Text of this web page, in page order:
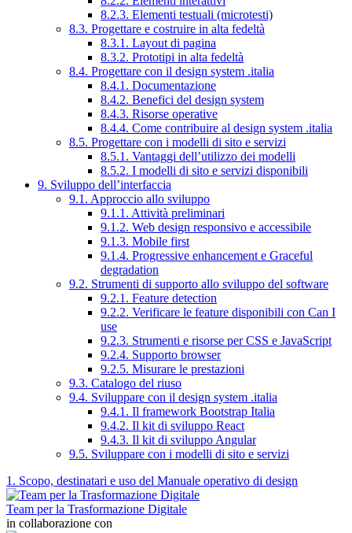
8.2.3. Elementi testuali (microtesti)
8.3. Progettare e costruire in alta fedeltà
8.3.1. Layout di pagina
8.3.2. Prototipi in alta fedeltà
8.4. Progettare con il design system .italia
8.4.1. Documentazione
8.4.2. Benefici del design system
8.4.3. Risorse operative
8.4.4. Come contribuire al design system .italia
8.5. Progettare con i modelli di sito e servizi
8.5.1. Vantaggi dell’utilizzo dei modelli
8.5.2. I modelli di sito e servizi disponibili
9. Sviluppo dell’interfaccia
9.1. Approccio allo sviluppo
9.1.1. Attività preliminari
9.1.2. Web design responsivo e accessibile
9.1.3. Mobile first
9.1.4. Progressive enhancement e Graceful
degradation
9.2. Strumenti di supporto allo sviluppo del software
9.2.1. Feature detection
9.2.2. Verificare le feature disponibili con Can I
use
9.2.3. Strumenti e risorse per CSS e JavaScript
9.2.4. Supporto browser
9.2.5. Misurare le prestazioni
9.3. Catalogo del riuso
9.4. Sviluppare con il design system .italia
9.4.1. Il framework Bootstrap Italia
9.4.2. Il kit di sviluppo React
9.4.3. Il kit di sviluppo Angular
9.5. Sviluppare con i modelli di sito e servizi
1. Scopo, destinatari e uso del Manuale operativo di design
Team per la Trasformazione Digitale
in collaborazione con